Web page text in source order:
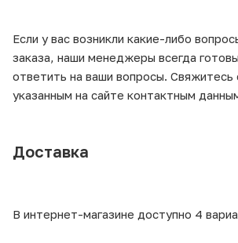
Если у вас возникли какие-либо
заказа, наши менеджеры всегда
ответить на ваши вопросы. Свяжитесь
указанным на сайте контактным
Доставка
В интернет-магазине доступно 4